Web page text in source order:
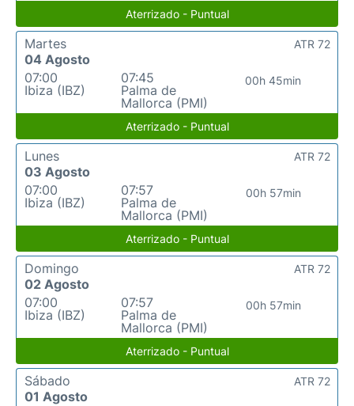
Aterrizado - Puntual
Martes
04 Agosto
07:00
Ibiza (IBZ)
07:45
Palma de
Mallorca (PMI)
00h 45min
ATR 72
Aterrizado - Puntual
Lunes
03 Agosto
07:00
Ibiza (IBZ)
07:57
Palma de
Mallorca (PMI)
00h 57min
ATR 72
Aterrizado - Puntual
Domingo
02 Agosto
07:00
Ibiza (IBZ)
07:57
Palma de
Mallorca (PMI)
00h 57min
ATR 72
Aterrizado - Puntual
Sábado
01 Agosto
ATR 72